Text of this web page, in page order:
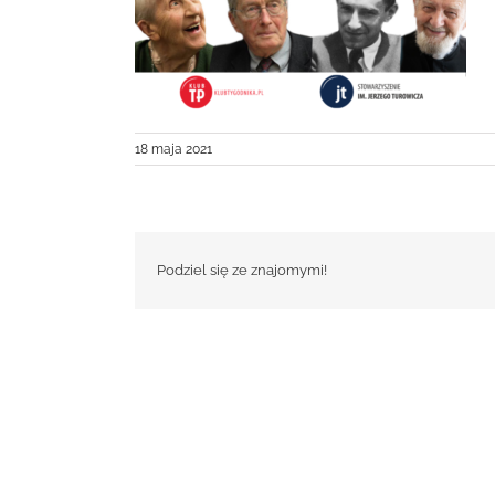
18 maja 2021
Podziel się ze znajomymi!